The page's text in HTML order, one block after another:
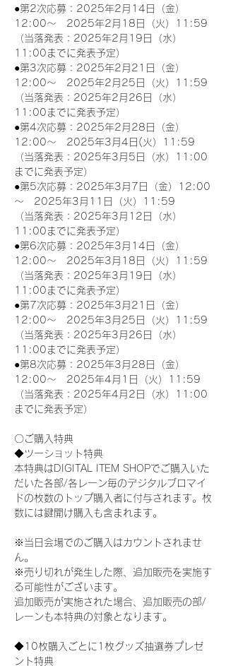
●第2次応募：2025年2月14日（金）
12:00～　2025年2月18日（火）11:59
（当落発表：2025年2月19日（水）
11:00までに発表予定）
●第3次応募：2025年2月21日（金）
12:00～　2025年2月25日（火）11:59
（当落発表：2025年2月26日（水）
11:00までに発表予定）
●第4次応募：2025年2月28日（金）
12:00～　2025年3月4日(火）11:59
（当落発表：2025年3月5日（水）11:00
までに発表予定）
●第5次応募：2025年3月7日（金）12:00
～　2025年3月11日（火）11:59
（当落発表：2025年3月12日（水）
11:00までに発表予定）
●第6次応募：2025年3月14日（金）
12:00～　2025年3月18日（火）11:59
（当落発表：2025年3月19日（水）
11:00までに発表予定）
●第7次応募：2025年3月21日（金）
12:00～　2025年3月25日（火）11:59
（当落発表：2025年3月26日（水）
11:00までに発表予定）
●第8次応募：2025年3月28日（金）
12:00～　2025年4月1日（火）11:59
（当落発表：2025年4月2日（水）11:00
までに発表予定）
〇ご購入特典
◆ツーショット特典
本特典はDIGITAL ITEM SHOPでご購入いた
だいた各部/各レーン毎のデジタルブロマイ
ドの枚数のトップ購入者に付与されます。枚
数には鍵開け購入も含まれます。
※当日会場でのご購入はカウントされませ
ん。
※売り切れが発生した際、追加販売を実施す
る可能性がございます。
追加販売が実施された場合、追加販売の部/
レーンも本特典の対象となります。
◆10枚購入ごとに1枚グッズ抽選券プレゼ
ント特典